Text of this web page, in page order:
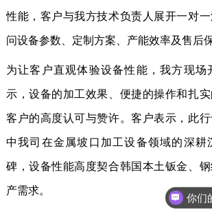
性能，客户与我方技术负责人展开一对
问设备参数、定制方案、产能效率及售后
为让客户直观体验设备性能，我方现场
示，设备的加工效果、便捷的操作和扎
客户的高度认可与赞许。客户表示，此
中我司在金属坡口加工设备领域的深耕
碑，设备性能高度契合韩国本土钣金、
产需求。